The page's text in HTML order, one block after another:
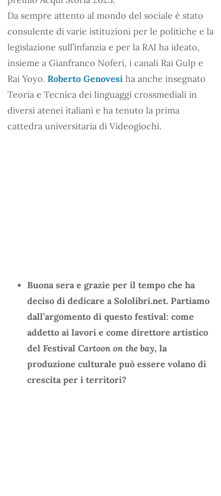
Da sempre attento al mondo del sociale è stato
consulente di varie istituzioni per le politiche e la
legislazione sull’infanzia e per la RAI ha ideato,
insieme a Gianfranco Noferi, i canali Rai Gulp e
Rai Yoyo. Roberto Genovesi ha anche insegnato
Teoria e Tecnica dei linguaggi crossmediali in
diversi atenei italiani e ha tenuto la prima
cattedra universitaria di Videogiochi.
Buona sera e grazie per il tempo che ha
deciso di dedicare a Sololibri.net. Partiamo
dall’argomento di questo festival: come
addetto ai lavori e come direttore artistico
del Festival Cartoon on the bay, la
produzione culturale può essere volano di
crescita per i territori?